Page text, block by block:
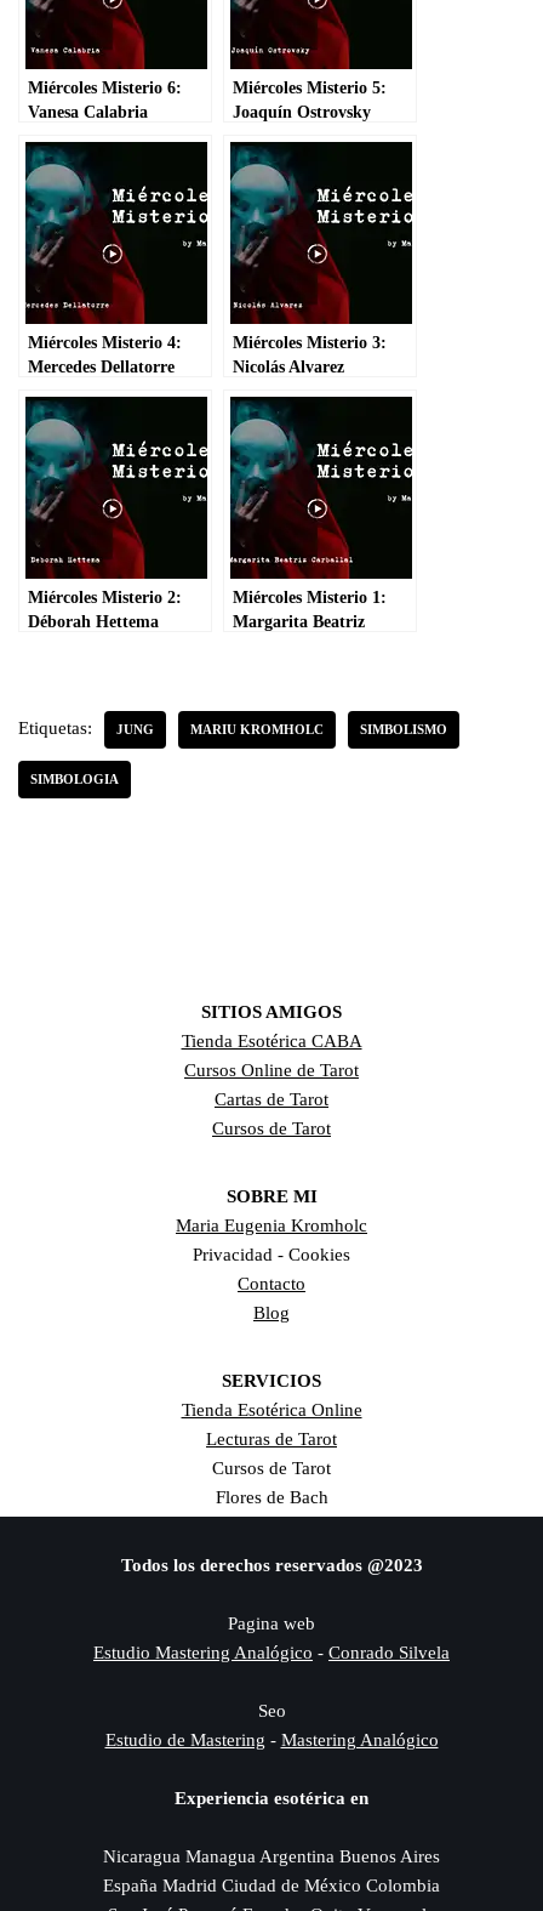
Miércoles Misterio 6:
Vanesa Calabria
Miércoles Misterio 5:
Joaquín Ostrovsky
Miércoles Misterio 4:
Mercedes Dellatorre
Miércoles Misterio 3:
Nicolás Alvarez
Miércoles Misterio 2:
Déborah Hettema
Miércoles Misterio 1:
Margarita Beatriz
Etiquetas: JUNG MARIU KROMHOLC SIMBOLISMO
SIMBOLOGIA
SITIOS AMIGOS
Tienda Esotérica CABA
Cursos Online de Tarot
Cartas de Tarot
Cursos de Tarot
SOBRE MI
Maria Eugenia Kromholc
Privacidad - Cookies
Contacto
Blog
SERVICIOS
Tienda Esotérica Online
Lecturas de Tarot
Cursos de Tarot
Flores de Bach
Todos los derechos reservados @2023
Pagina web
Estudio Mastering Analógico - Conrado Silvela
Seo
Estudio de Mastering - Mastering Analógico
Experiencia esotérica en
Nicaragua Managua Argentina Buenos Aires
España Madrid Ciudad de México Colombia